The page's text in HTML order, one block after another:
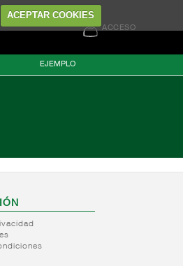
ACEPTAR COOKIES
ACCESO
EJEMPLO